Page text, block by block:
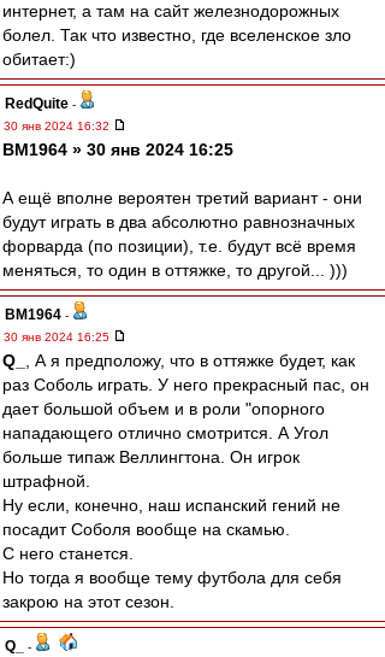
интернет, а там на сайт железнодорожных
болел. Так что известно, где вселенское зло
обитает:)
RedQuite -
30 янв 2024 16:32
BM1964 » 30 янв 2024 16:25
А ещё вполне вероятен третий вариант - они
будут играть в два абсолютно равнозначных
форварда (по позиции), т.е. будут всё время
меняться, то один в оттяжке, то другой... )))
BM1964 -
30 янв 2024 16:25
Q_
, А я предположу, что в оттяжке будет, как
раз Соболь играть. У него прекрасный пас, он
дает большой объем и в роли "опорного
нападающего отлично смотрится. А Угол
больше типаж Веллингтона. Он игрок
штрафной.
Ну если, конечно, наш испанский гений не
посадит Соболя вообще на скамью.
С него станется.
Но тогда я вообще тему футбола для себя
закрою на этот сезон.
Q_
-